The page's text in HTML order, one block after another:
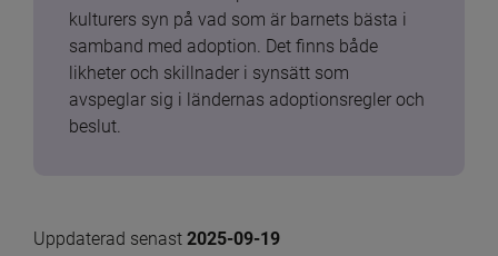
kulturers syn på vad som är barnets bästa i
samband med adoption. Det finns både
likheter och skillnader i synsätt som
avspeglar sig i ländernas adoptionsregler och
beslut.
Uppdaterad senast 2025-09-19